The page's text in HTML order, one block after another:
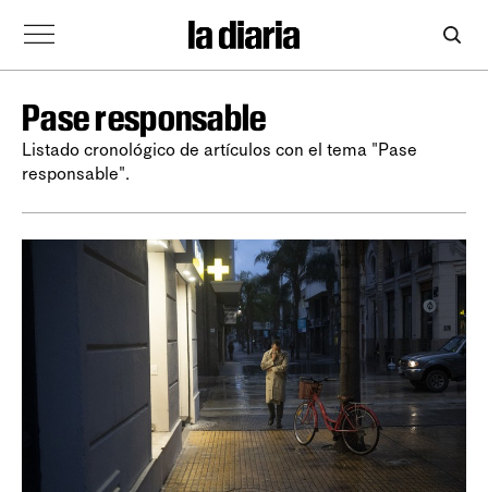
Pase responsable
Listado cronológico de artículos con el tema "Pase
responsable".